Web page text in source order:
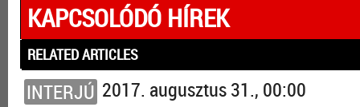
KAPCSOLÓDÓ HÍREK
RELATED ARTICLES
INTERJÚ 2017. augusztus 31., 00:00